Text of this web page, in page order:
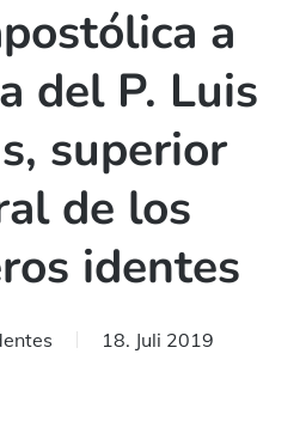
a
del P. Luis
superior
de los
identes
18. Juli 2019